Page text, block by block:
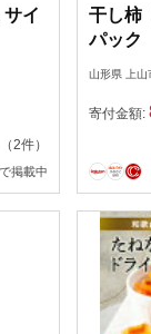
イ
2件）
掲載中
干し柿
パッ
2602
山形県 上山
寄付金額: